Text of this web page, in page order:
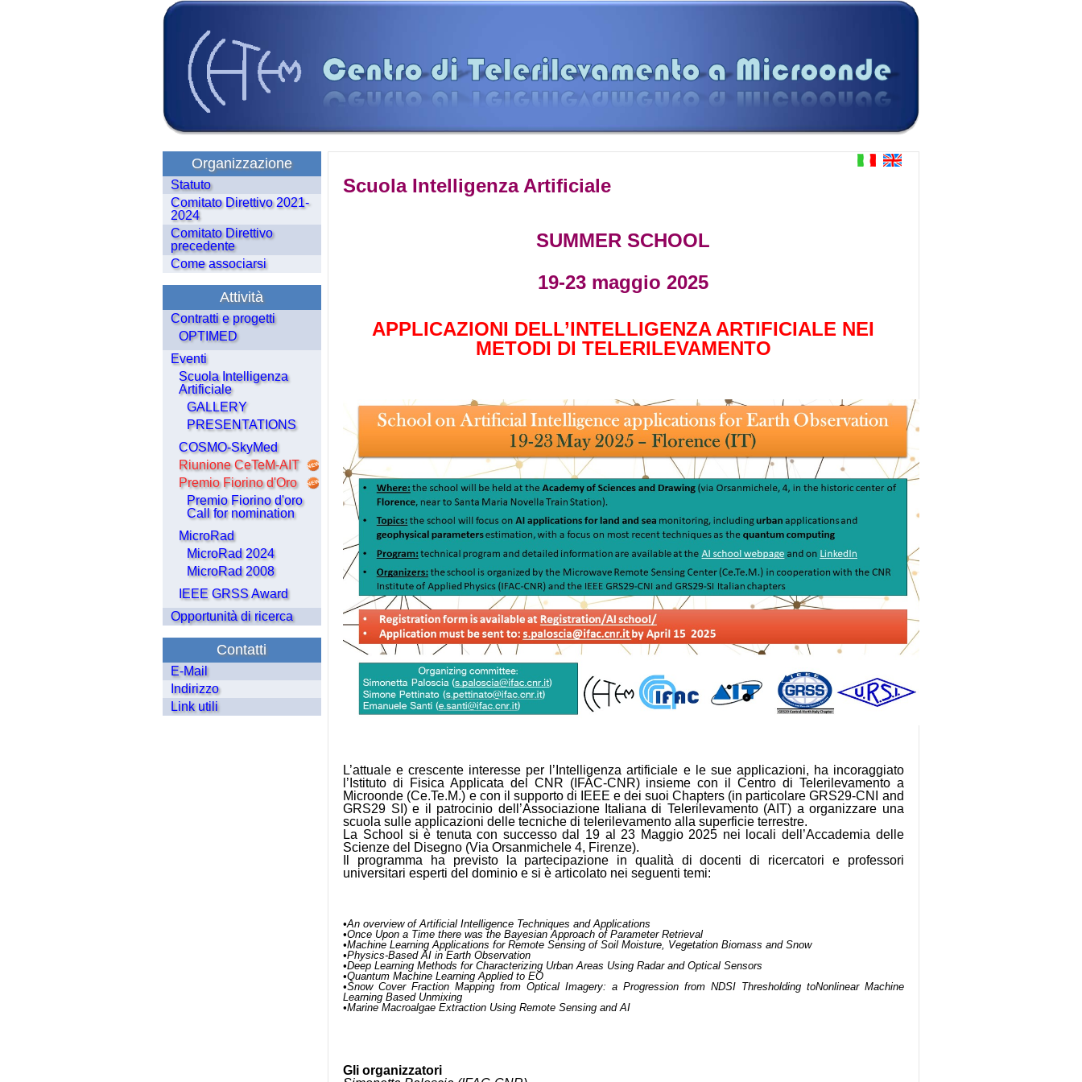
Organizzazione
Statuto
Comitato Direttivo 2021-
2024
Comitato Direttivo
precedente
Come associarsi
Attività
Contratti e progetti
OPTIMED
Eventi
Scuola Intelligenza
Artificiale
GALLERY
PRESENTATIONS
COSMO-SkyMed
Riunione CeTeM-AIT
Premio Fiorino d'Oro
Premio Fiorino d'oro
Call for nomination
MicroRad
MicroRad 2024
MicroRad 2008
IEEE GRSS Award
Opportunità di ricerca
Contatti
E-Mail
Indirizzo
Link utili
Scuola Intelligenza Artificiale
SUMMER SCHOOL
19-23 maggio 2025
APPLICAZIONI DELL’INTELLIGENZA ARTIFICIALE NEI
METODI DI TELERILEVAMENTO
L’attuale e crescente interesse per l’Intelligenza artificiale e le sue applicazioni, ha incoraggiato
l’Istituto di Fisica Applicata del CNR (IFAC-CNR) insieme con il Centro di Telerilevamento a
Microonde (Ce.Te.M.) e con il supporto di IEEE e dei suoi Chapters (in particolare GRS29-CNI and
GRS29 SI) e il patrocinio dell’Associazione Italiana di Telerilevamento (AIT) a organizzare una
scuola sulle applicazioni delle tecniche di telerilevamento alla superficie terrestre.
La School si è tenuta con successo dal 19 al 23 Maggio 2025 nei locali dell’Accademia delle
Scienze del Disegno (Via Orsanmichele 4, Firenze).
Il programma ha previsto la partecipazione in qualità di docenti di ricercatori e professori
universitari esperti del dominio e si è articolato nei seguenti temi:
•An overview of Artificial Intelligence Techniques and Applications
•Once Upon a Time there was the Bayesian Approach of Parameter Retrieval
•Machine Learning Applications for Remote Sensing of Soil Moisture, Vegetation Biomass and Snow
•Physics-Based AI in Earth Observation
•Deep Learning Methods for Characterizing Urban Areas Using Radar and Optical Sensors
•Quantum Machine Learning Applied to EO
•Snow Cover Fraction Mapping from Optical Imagery: a Progression from NDSI Thresholding toNonlinear Machine
Learning Based Unmixing
•Marine Macroalgae Extraction Using Remote Sensing and AI
Gli organizzatori